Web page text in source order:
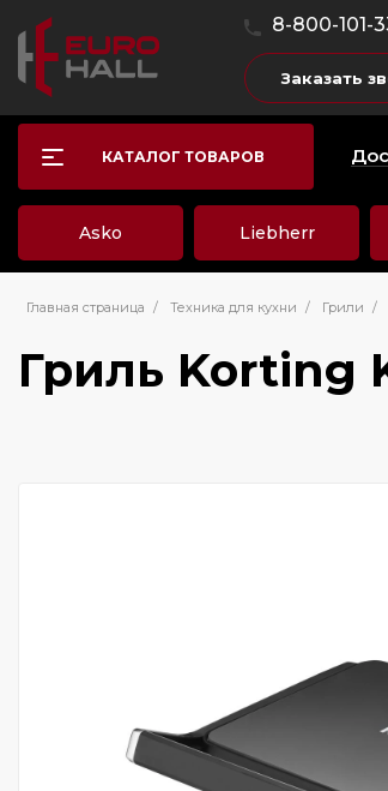
8-800-101-
Заказать
КАТАЛОГ ТОВАРОВ
Asko Liebherr
Главная страница / Техника для кухни / Грили /
Гриль Korting